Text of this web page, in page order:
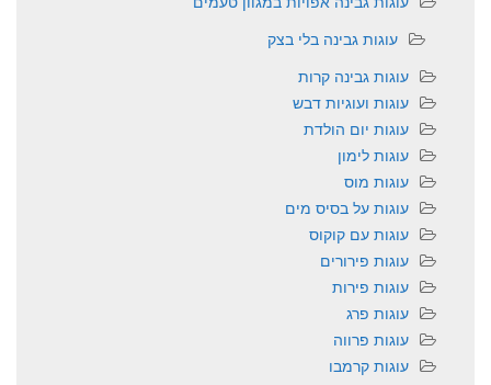
עוגות גבינה בלי בצק
עוגות גבינה קרות
עוגות ועוגיות דבש
עוגות יום הולדת
עוגות לימון
עוגות מוס
עוגות על בסיס מים
עוגות עם קוקוס
עוגות פירורים
עוגות פירות
עוגות פרג
עוגות פרווה
עוגות קרמבו